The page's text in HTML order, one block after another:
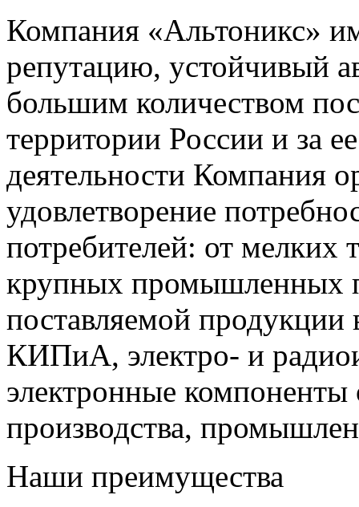
Компания «Альтоникс»
репутацию, устойчивый
большим количеством
территории России и за
деятельности Компания
удовлетворение
потребителей: от мелких
крупных промышленных
поставляемой продукции
КИПиА, электро- и
электронные компоненты
производства,
Наши преимущества